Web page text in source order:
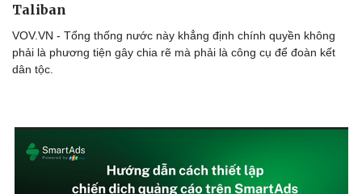
Taliban
VOV.VN - Tổng thống nước này khẳng định chính quyền không
phải là phương tiện gây chia rẽ mà phải là công cụ để đoàn kết
dân tộc.